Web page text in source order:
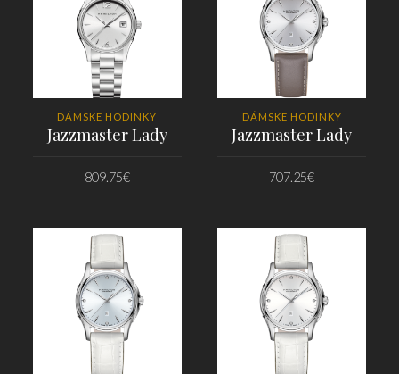
DÁMSKE HODINKY
Jazzmaster Lady
809.75€
DÁMSKE HODINKY
Jazzmaster Lady
707.25€